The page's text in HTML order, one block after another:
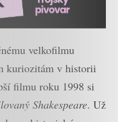
velkofilmu
kuriozitám v historii
filmu roku 1998 si
Shakespeare. Už